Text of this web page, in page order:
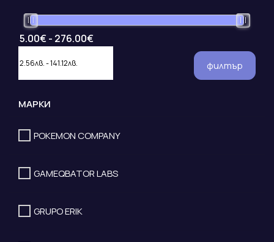
филтър
МАРКИ
POKEMON COMPANY
GAMEQBATOR LABS
GRUPO ERIK